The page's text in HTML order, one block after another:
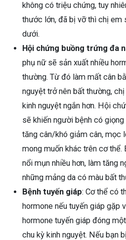
không có triệu chứng, tuy
thước lớn, đã bị vỡ thì chị em
dưới.
Hội chứng buồng trứng đa
phụ nữ sẽ sản xuất nhiều
thường. Từ đó làm mất cân
nguyệt trở nên bất thường,
kinh nguyệt ngắn hơn. Hội
sẽ khiến người bệnh có
tăng cân/khó giảm cân, mọc
mong muốn khác trên cơ thể.
nổi mụn nhiều hơn, làm tăng
những mảng da có màu bất
Bệnh tuyến giáp: Cơ thể có
hormone nếu tuyến giáp gặp
hormone tuyến giáp đóng
chu kỳ kinh nguyệt. Nếu bạn